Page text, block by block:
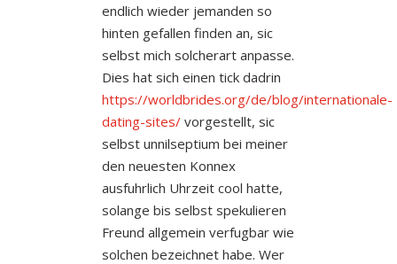
endlich wieder jemanden so
hinten gefallen finden an, sic
selbst mich solcherart anpasse.
Dies hat sich einen tick dadrin
https://worldbrides.org/de/blog/internationale-
dating-sites/vorgestellt, sic
selbst unnilseptium bei meiner
den neuesten Konnex
ausfuhrlich Uhrzeit cool hatte,
solange bis selbst spekulieren
Freund allgemein verfugbar wie
solchen bezeichnet habe. Wer